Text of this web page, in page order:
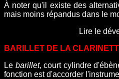
À noter qu'il existe des
mais moins répandus dans le
Lire le
BARILLET DE LA
Le barillet, court cylindre
fonction est d'accorder